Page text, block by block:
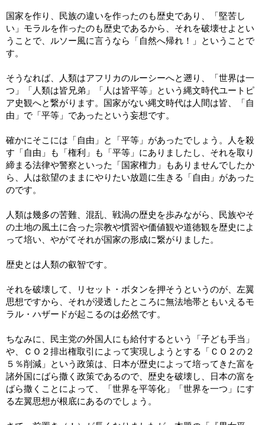
国家を作り、民族の違いを作ったのも歴史であり、「堅苦し
い」モラルを作ったのも歴史であるから、それを破壊せよとい
うことで、ルソー風に言うなら「自然へ帰れ！」ということで
す。
そうなれば、人類はアフリカのルーシーへと遡り、「世界は一
つ」「人類は皆兄弟」「人は皆平等」という縄文時代ユートピ
ア史観へと繋がります。国家がない縄文時代は人間は皆、「自
由」で「平等」であったという妄想です。
確かにそこには「自由」と「平等」があったでしょう。人を殺
す「自由」も「権利」も「平等」にありましたし、それを取り
締まる法律や警察といった「国家権力」もありませんでしたか
ら、人は欲望のままにやりたい放題に生きる「自由」があった
のです。
人類は幾多の苦難、混乱、戦渦の歴史を歩みながら、民族やそ
の土地の風土に合った宗教や慣習や価値観や道徳観を歴史によ
って培い、やがてそれが国家の形成に繋がりました。
歴史とは人類の叡智です。
それを破壊して、リセット・ボタンを押そうというのが、左翼
思想ですから、それが浸透したところに無法地帯ともいえるモ
ラル・ハザードが起こるのは必然です。
ちなみに、民主党の外国人にも給付するという「子ども手当」
や、ＣＯ２排出権取引によって実現しようとする「ＣＯ２の２
５％削減」という政策は、日本が歴史によって培ってきた富を
諸外国にばら撒く政策であるので、歴史を破壊し、日本の富を
ばら撒くことによって、「世界を平等化」「世界を一つ」にす
る左翼思想が根底にあるのでしょう。